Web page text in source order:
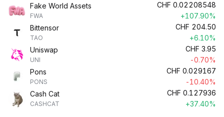
Fake World Assets
FWA
CHF 0.02208548
+107.90%
Bittensor
TAO
CHF 204.50
+6.10%
Uniswap
UNI
CHF 3.95
-0.70%
Pons
PONS
CHF 0.029167
-10.40%
Cash Cat
CASHCAT
CHF 0.127936
+37.40%